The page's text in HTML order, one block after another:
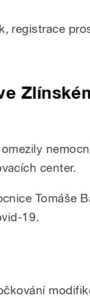
registrace
center.
Tomáše
19.